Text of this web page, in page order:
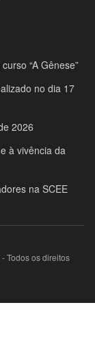
“A Gênese”
no dia 17
2026
à vivência da
na SCEE
Todos os direitos